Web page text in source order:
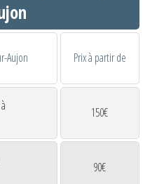
Aujon Prix à partir de
150€
90€